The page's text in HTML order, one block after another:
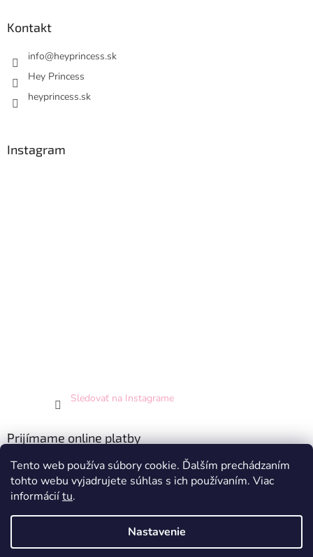
Tento web používa súbory cookie. Ďalším prechádzaním
tohto webu vyjadrujete súhlas s ich používaním. Viac
informáciítu.
Nastavenie
Kontakt
info@heyprincess.sk
Hey Princess
heyprincess.sk
Instagram
Sledovať na Instagrame
Prijímame online platby
Vytvoril Shoptet